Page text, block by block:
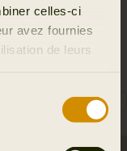
celles-ci
avez fournies
de leurs
67.98 EUR